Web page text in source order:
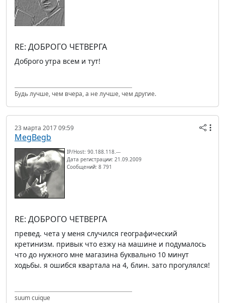
RE: ДОБРОГО ЧЕТВЕРГА
Доброго утра всем и тут!
Будь лучше, чем вчера, а не лучше, чем другие.
23 марта 2017 09:59
MegBegb
IP/Host: 90.188.118.---
Дата регистрации: 21.09.2009
Сообщений: 8 791
RE: ДОБРОГО ЧЕТВЕРГА
превед. чета у меня случился географический
кретинизм. привык что езжу на машине и подумалось
что до нужного мне магазина буквально 10 минут
ходьбы. я ошибся квартала на 4, блин. зато прогулялся!
suum cuique